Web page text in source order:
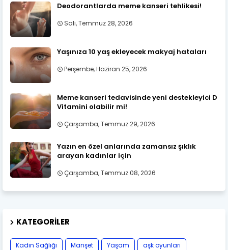
Deodorantlarda meme kanseri tehlikesi!
Salı, Temmuz 28, 2026
Yaşınıza 10 yaş ekleyecek makyaj hataları
Perşembe, Haziran 25, 2026
Meme kanseri tedavisinde yeni destekleyici D
Vitamini olabilir mi!
Çarşamba, Temmuz 29, 2026
Yazın en özel anlarında zamansız şıklık
arayan kadınlar için
Çarşamba, Temmuz 08, 2026
KATEGORILER
Kadın Sağlığı Manşet Yaşam
aşk oyunları